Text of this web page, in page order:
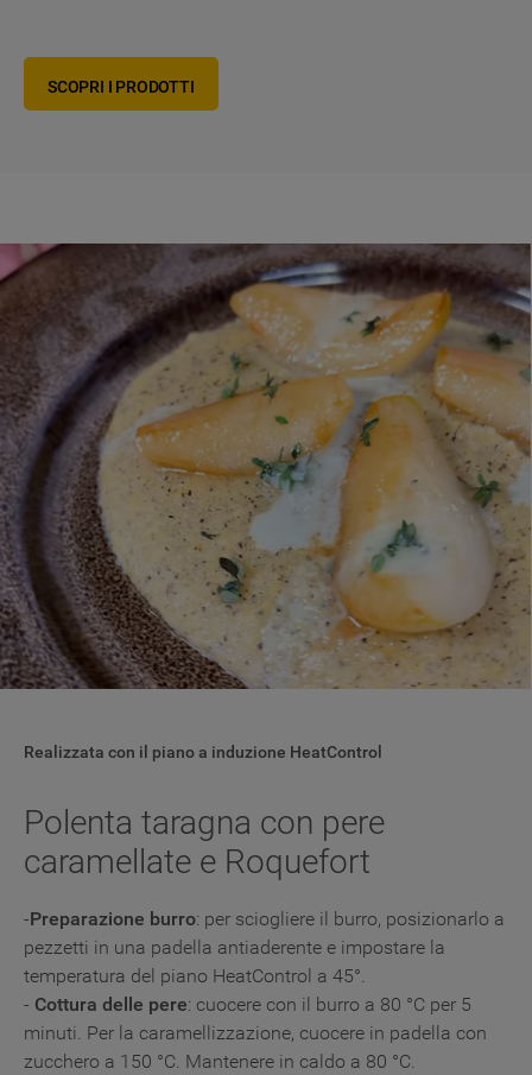
SCOPRI I PRODOTTI
Realizzata con il piano a induzione HeatControl
Polenta taragna con pere
caramellate e Roquefort
-Preparazione burro: per sciogliere il burro, posizionarlo a
pezzetti in una padella antiaderente e impostare la
temperatura del piano HeatControl a 45°.
- Cottura delle pere: cuocere con il burro a 80 °C per 5
minuti. Per la caramellizzazione, cuocere in padella con
zucchero a 150 °C. Mantenere in caldo a 80 °C.